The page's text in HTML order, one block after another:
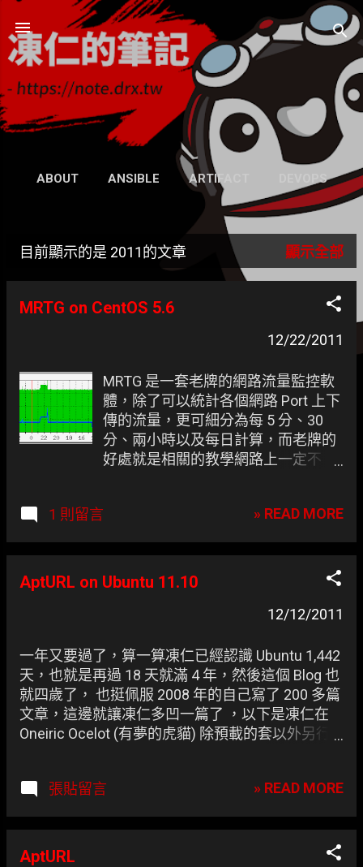
跳到主要內容
凍仁的筆記
- https://note.drx.tw
網頁
ABOUT ANSIBLE ARTIFACT DEVOPS
WIKI 更多…
GRAVATAR
表
目前顯示的是 2011的文章 顯示全部
MRTG on CentOS 5.6
12/22/2011
MRTG 是一套老牌的網路流量監控軟
體，除了可以統計各個網路 Port 上下
傳的流量，更可細分為每 5 分、30
分、兩小時以及每日計算，而老牌的
好處就是相關的教學網路上一定不
1 則留言
» READ MORE
AptURL on Ubuntu 11.10
12/12/2011
一年又要過了，算一算凍仁已經認識 Ubuntu 1,442
天，也就是再過 18 天就滿 4 年，然後這個 Blog 也
就四歲了， 也挺佩服 2008 年的自己寫了 200 多篇
文章，這邊就讓凍仁多凹一篇了 ，以下是凍仁在
Oneiric Ocelot (有夢的虎貓) 除預載的套以外另行
張貼留言 » READ MORE
AptURL